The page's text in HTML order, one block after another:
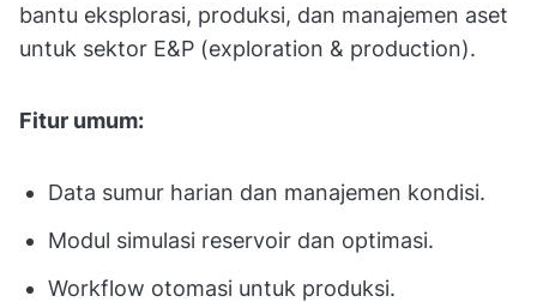
bantu eksplorasi, produksi, dan manajemen aset
untuk sektor E&P (exploration & production).
Fitur umum:
Data sumur harian dan manajemen kondisi.
Modul simulasi reservoir dan optimasi.
Workflow otomasi untuk produksi.